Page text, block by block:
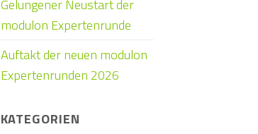
Gelungener Neustart der
modulon Expertenrunde
Auftakt der neuen modulon
Expertenrunden 2026
KATEGORIEN